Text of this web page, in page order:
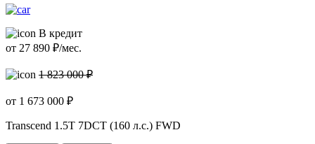
В кредит
от 27 890 ₽/мес.
1 823 000 ₽
от 1 673 000 ₽
Transcend 1.5T 7DCT (160 л.с.) FWD